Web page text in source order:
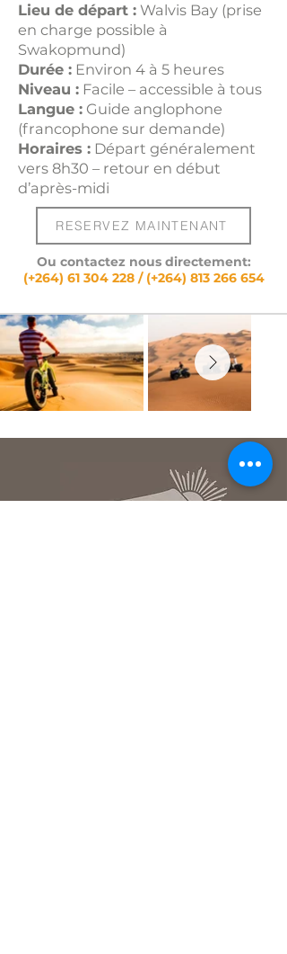
Lieu de départ : Walvis Bay (prise
en charge possible à
Swakopmund)
Durée : Environ 4 à 5 heures
Niveau : Facile – accessible à tous
Langue : Guide anglophone
(francophone sur demande)
Horaires : Départ généralement
vers 8h30 – retour en début
d’après-midi
RESERVEZ MAINTENANT
Ou contactez nous directement:
(+264) 61 304 228/ (+264) 813 266 654